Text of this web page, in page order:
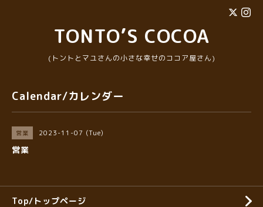
TONTO’S COCOA
(トントとマユさんの小さな幸せのココア屋さん)
Calendar/カレンダー
営業 2023-11-07 (Tue)
営業
Top/トップページ